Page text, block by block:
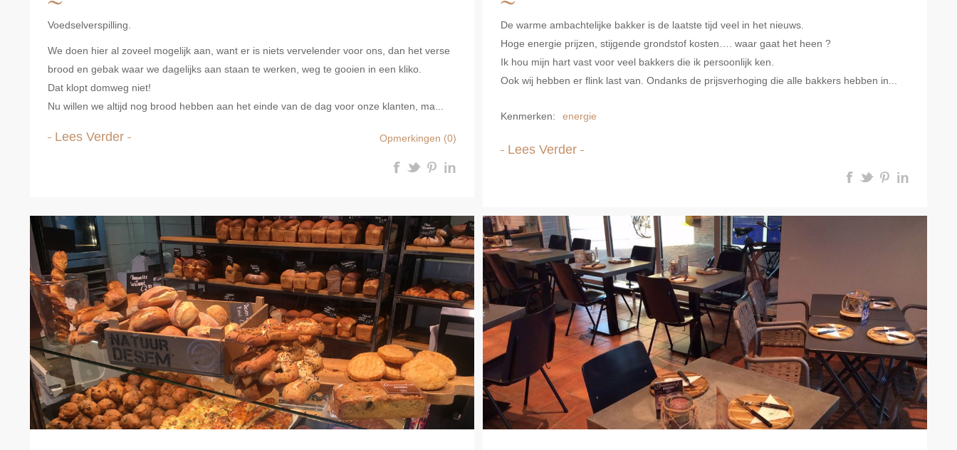
Voedselverspilling.
We doen hier al zoveel mogelijk aan, want er is niets vervelender voor ons, dan het verse
brood en gebak waar we dagelijks aan staan te werken, weg te gooien in een kliko.
Dat klopt domweg niet!
Nu willen we altijd nog brood hebben aan het einde van de dag voor onze klanten, ma...
Opmerkingen (0)
Lees Verder
De warme ambachtelijke bakker is de laatste tijd veel in het nieuws.
Hoge energie prijzen, stijgende grondstof kosten…. waar gaat het heen ?
Ik hou mijn hart vast voor veel bakkers die ik persoonlijk ken.
Ook wij hebben er flink last van. Ondanks de prijsverhoging die alle bakkers hebben in...
Kenmerken: energie
Lees Verder